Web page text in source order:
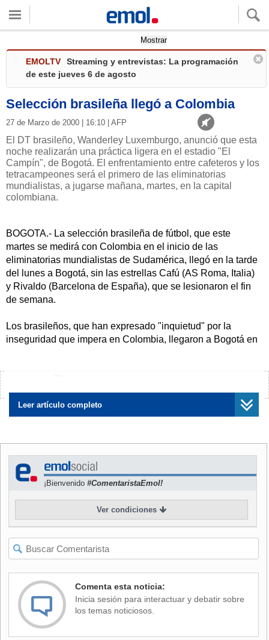
Mostrar
EMOLTV
Streaming y entrevistas: La programación
de este jueves 6 de agosto
Selección brasileña llegó a Colombia
27 de Marzo de 2000 | 16:10 | AFP
El DT brasileño, Wanderley Luxemburgo, anunció que esta
noche realizarán una práctica ligera en el estadio "El
Campín", de Bogotá. El enfrentamiento entre cafeteros y los
tetracampeones será el primero de las eliminatorias
mundialistas, a jugarse mañana, martes, en la capital
colombiana.
BOGOTA.- La selección brasileña de fútbol, que este
martes se medirá con Colombia en el inicio de las
eliminatorias mundialistas de Sudamérica, llegó en la tarde
del lunes a Bogotá, sin las estrellas Cafú (AS Roma, Italia)
y Rivaldo (Barcelona de España), que se lesionaron el fin
de semana.
Los brasileños, que han expresado "inquietud" por la
inseguridad que impera en Colombia, llegaron a Bogotá en
Radioemisoras colombianas afirmaron que la delegación
brasileña arribó a la capital con su propio jefe de seguridad
El plantel de los tetracampeones del mundo llegó hacia las
13H30 locales (18H30 GMT) a Bogotá en un avión fletado
de la compañía brasileña Varig.
Un autobús recogió a los deportistas en el aeropuerto
Eldorado y los trasladó al hotel Tequendama, en el centro
de la ciudad, donde también regían severas medidas de
seguridad, constataron periodistas.
a los reporteros.
El entrenador de los verdeamarillos, Wanderley
Luxemburgo, anunció desde Brasil que en la noche del
Leer artículo completo
¡Bienvenido #ComentaristaEmol!
Ver condiciones
Comenta esta noticia:
Inicia sesión para interactuar y debatir sobre
los temas noticiosos.